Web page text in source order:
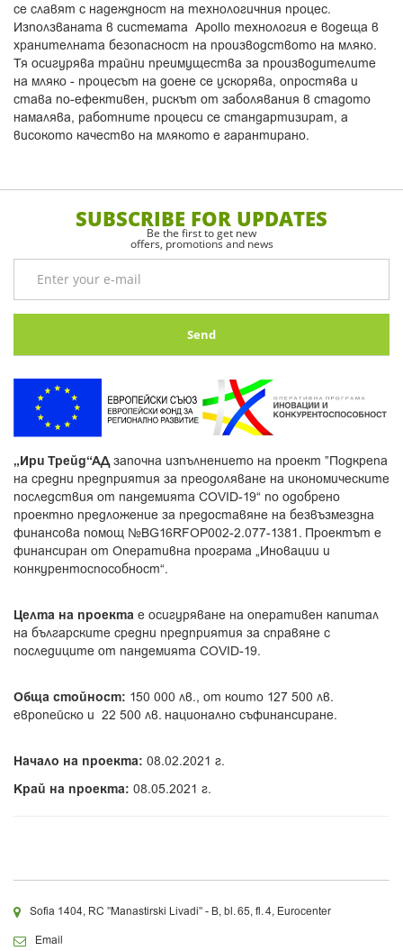
се славят с надеждност на технологичния процес.
Използваната в системата Apollo технология е водеща в
хранителната безопасност на производството на мляко.
Тя осигурява трайни преимущества за производителите
на мляко - процесът на доене се ускорява, опростява и
става по-ефективен, рискът от заболявания в стадото
намалява, работните процеси се стандартизират, а
високото качество на млякото е гарантирано.
SUBSCRIBE FOR UPDATES
Be the first to get new
offers, promotions and news
Send
„Ири Трейд“АДзапочна изпълнението на проект ”Подкрепа
на средни предприятия за преодоляване на икономическите
последствия от пандемията COVID-19“ по одобрено
проектно предложение за предоставяне на безвъзмездна
финансова помощ №BG16RFOP002-2.077-1381. Проектът е
финансиран от Оперативна програма „Иновации и
конкурентоспособност“.
Целта на проекта е осигуряване на оперативен капитал
на българските средни предприятия за справяне с
последиците от пандемията COVID-19.
Обща стойност: 150 000 лв., от които 127 500 лв.
европейско и 22 500 лв. национално съфинансиране.
Начало на проекта: 08.02.2021 г.
Край на проекта: 08.05.2021 г.
Sofia 1404, RC "Manastirski Livadi" - B, bl. 65, fl. 4, Eurocenter
Email